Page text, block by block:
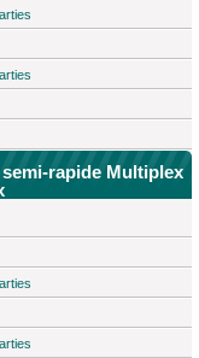
rapide Multiplex